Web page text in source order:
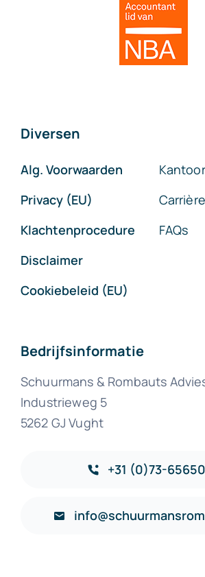
Diversen
Alg. Voorwaarden
Privacy (EU)
Klachtenprocedure
Disclaimer
Cookiebeleid (EU)
Kantoor
Carrière
FAQs
Bedrijfsinformatie
Schuurmans & Rombauts
Industrieweg 5
5262 GJ Vught
+31 (0)73-